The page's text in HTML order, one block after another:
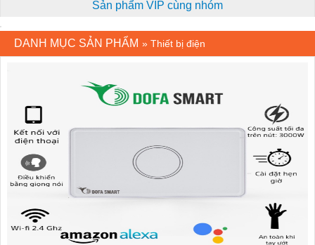
Sản phẩm VIP cùng nhóm
DANH MỤC SẢN PHẨM » Thiết bị điện